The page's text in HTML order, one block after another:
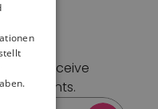
to receive
insights.